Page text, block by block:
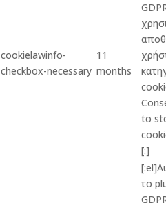
cookielawinfo-
checkbox-necessary
11
months
to
[:]
το